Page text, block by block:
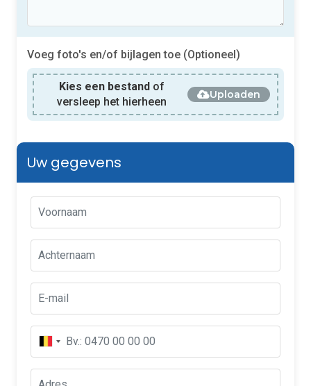
Voeg foto's en/of bijlagen toe (Optioneel)
Kies een bestand of
versleep het hierheen
Uploaden
Uw gegevens